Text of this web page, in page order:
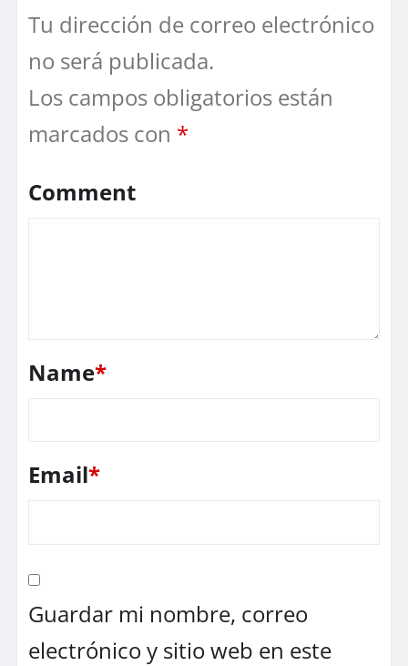
Tu dirección de correo electrónico
no será publicada.
Los campos obligatorios están
marcados con *
Comment
Name*
Email*
Guardar mi nombre, correo
electrónico y sitio web en este